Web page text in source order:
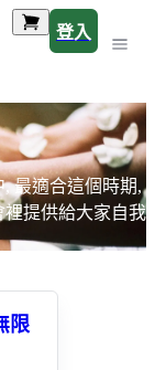
登入
最適合這個時期,
裡提供給大家自我
限